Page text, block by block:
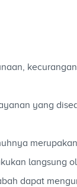
yang
langsung
dapat